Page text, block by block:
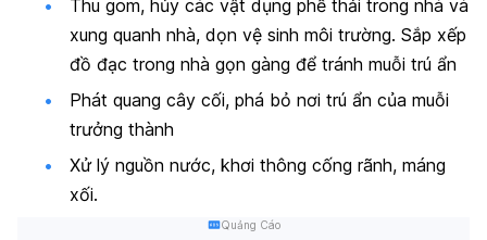
Thu gom, hủy các vật dụng phế thải trong nhà và
xung quanh nhà, dọn vệ sinh môi trường. Sắp xếp
đồ đạc trong nhà gọn gàng để tránh muỗi trú ẩn
Phát quang cây cối, phá bỏ nơi trú ẩn của muỗi
trưởng thành
Xử lý nguồn nước, khơi thông cống rãnh, máng
xối.
Quảng Cáo